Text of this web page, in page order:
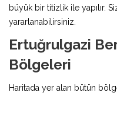
büyük bir titizlik ile yapılır.
yararlanabilirsiniz.
Ertuğrulgazi
Bölgeleri
Haritada yer alan bütün